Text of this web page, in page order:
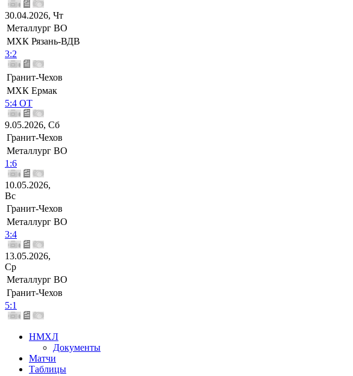
30.04.2026, Чт
Металлург ВО
МХК Рязань-ВДВ
3:2
Гранит-Чехов
МХК Ермак
5:4 ОТ
9.05.2026, Сб
Гранит-Чехов
Металлург ВО
1:6
10.05.2026,
Вс
Гранит-Чехов
Металлург ВО
3:4
13.05.2026,
Ср
Металлург ВО
Гранит-Чехов
5:1
НМХЛ
Документы
Матчи
Таблицы